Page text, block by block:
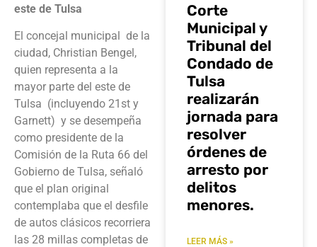
este de Tulsa
El concejal municipal de la
ciudad, Christian Bengel,
quien representa a la
mayor parte del este de
Tulsa (incluyendo 21st y
Garnett) y se desempeña
como presidente de la
Comisión de la Ruta 66 del
Gobierno de Tulsa, señaló
que el plan original
contemplaba que el desfile
de autos clásicos recorriera
las 28 millas completas de
Corte
Municipal y
Tribunal del
Condado de
Tulsa
realizarán
jornada para
resolver
órdenes de
arresto por
delitos
menores.
LEER MÁS »